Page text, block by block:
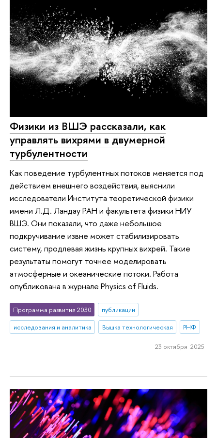
Физики из ВШЭ рассказали, как
управлять вихрями в двумерной
турбулентности
Как поведение турбулентных потоков меняется под
действием внешнего воздействия, выяснили
исследователи Института теоретической физики
имени Л.Д. Ландау РАН и факультета физики НИУ
ВШЭ. Они показали, что даже небольшое
подкручивание извне может стабилизировать
систему, продлевая жизнь крупных вихрей. Такие
результаты помогут точнее моделировать
атмосферные и океанические потоки. Работа
опубликована в журнале Physics of Fluids.
Программа развития 2030
публикации
исследования и аналитика
Вышка технологическая РНФ
23 октября 2025